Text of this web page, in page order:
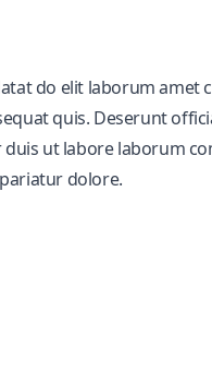
do elit laborum amet
quis. Deserunt
ut labore laborum
dolore.